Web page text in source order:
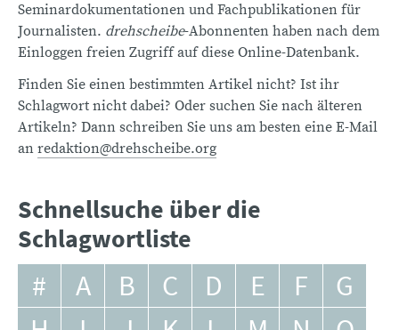
Seminardokumentationen und Fachpublikationen für
Journalisten. drehscheibe-Abonnenten haben nach dem
Einloggen freien Zugriff auf diese Online-Datenbank.
Finden Sie einen bestimmten Artikel nicht? Ist ihr
Schlagwort nicht dabei? Oder suchen Sie nach älteren
Artikeln? Dann schreiben Sie uns am besten eine E-Mail
an redaktion@drehscheibe.org
Schnellsuche über die
Schlagwortliste
# A B C D E F
G